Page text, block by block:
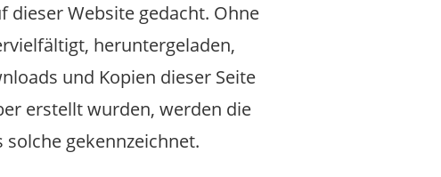
dieser Website gedacht. Ohne
heruntergeladen,
und Kopien dieser Seite
erstellt wurden, werden die
gekennzeichnet.